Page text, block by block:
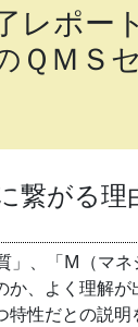
レポー
ＱＭＳ
繋がる
、「M（マ
、よく理解
性だとの説